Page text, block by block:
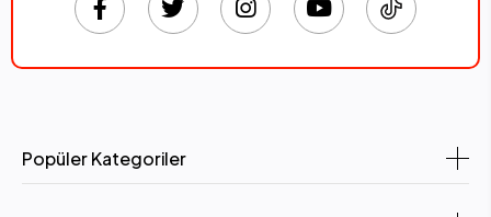
Popüler Kategoriler